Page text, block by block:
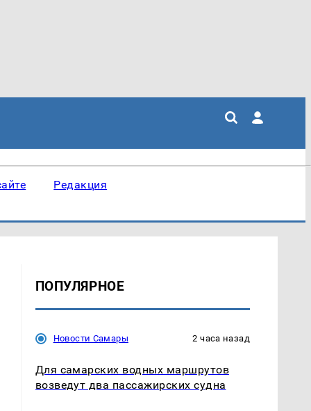
Редакция
ПОПУЛЯРНОЕ
Новости Самары 2 часа назад
Для самарских водных маршрутов
возведут два пассажирских судна